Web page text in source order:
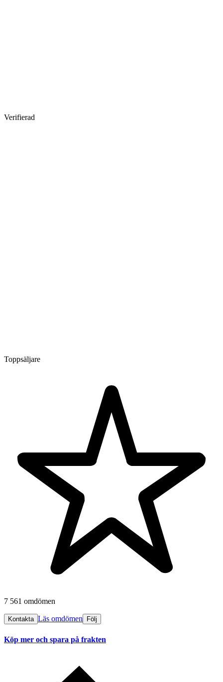
Verifierad
Toppsäljare
7 561 omdömen
Kontakta Läs omdömen Följ
Köp mer och spara på frakten